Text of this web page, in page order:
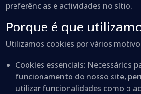
preferências e actividades no sítio.
Porque é que
Utilizamos cookies por vários
Cookies essenciais: Necessários
funcionamento do nosso site,
utilizar funcionalidades como o